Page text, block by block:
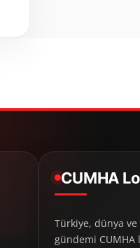
CUMHA
Türkiye, dünya
gündemi CUMHA